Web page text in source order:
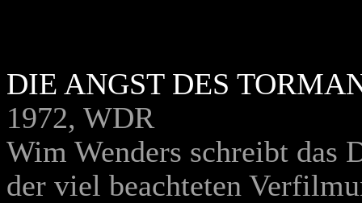
DIE ANGST DES
1972, WDR
Wim Wenders schreibt das
der viel beachteten